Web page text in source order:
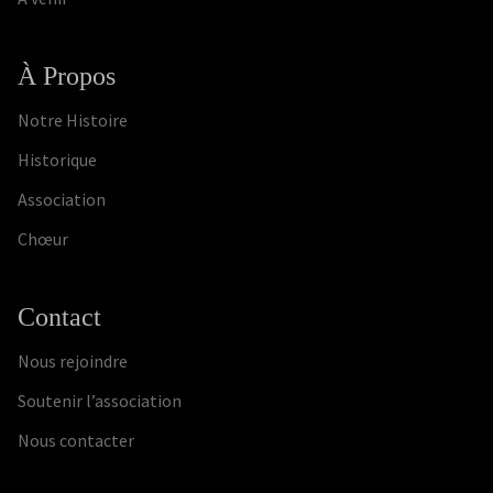
À Propos
Notre Histoire
Historique
Association
Chœur
Contact
Nous rejoindre
Soutenir l’association
Nous contacter